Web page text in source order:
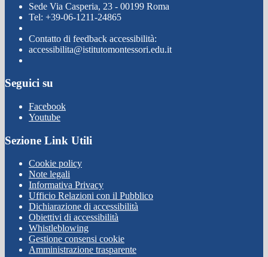
Sede Via Casperia, 23 - 00199 Roma
Tel: +39-06-1211-24865
Contatto di feedback accessibilità:
accessibilita@istitutomontessori.edu.it
Seguici su
Facebook
Youtube
Sezione Link Utili
Cookie policy
Note legali
Informativa Privacy
Ufficio Relazioni con il Pubblico
Dichiarazione di accessibilità
Obiettivi di accessibilità
Whistleblowing
Gestione consensi cookie
Amministrazione trasparente